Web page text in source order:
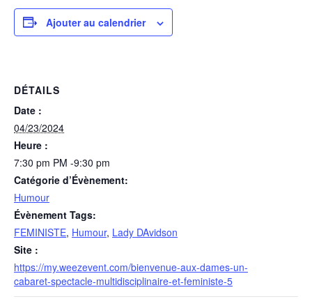
Ajouter au calendrier
DÉTAILS
Date :
04/23/2024
Heure :
7:30 pm PM -9:30 pm
Catégorie d’Évènement:
Humour
Évènement Tags:
FEMINISTE, Humour, Lady DAvidson
Site :
https://my.weezevent.com/bienvenue-aux-dames-un-
cabaret-spectacle-multidisciplinaire-et-feministe-5